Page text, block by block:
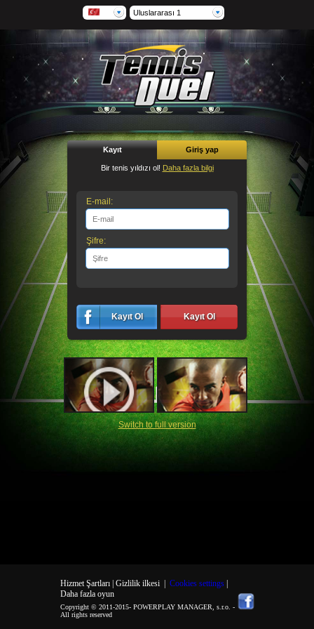
Uluslararası 1
Kayıt Giriş yap
Bir tenis yıldızı ol! Daha fazla bilgi
E-mail:
Şifre:
Kayıt Ol Kayıt Ol
Switch to full version
Hizmet Şartları | Gizlilik ilkesi| Cookies settings
Daha fazla oyun
Copyright © 2011-2015- POWERPLAY MANAGER, s.r.o. -
All rights reserved